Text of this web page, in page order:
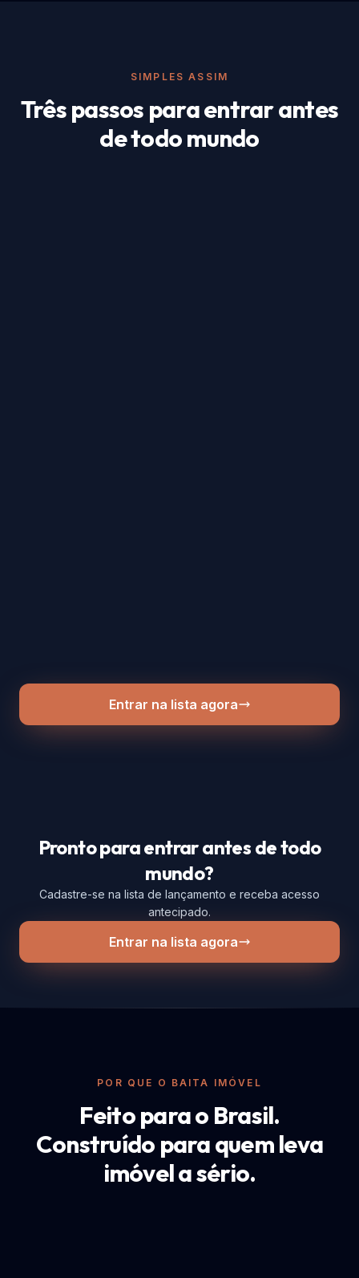
SIMPLES ASSIM
Três passos para entrar antes
de todo mundo
Entrar na lista agora
Pronto para entrar antes de todo
mundo?
Cadastre-se na lista de lançamento e receba acesso
antecipado.
Entrar na lista agora
POR QUE O BAITA IMÓVEL
Feito para o Brasil.
Construído para quem leva
imóvel a sério.